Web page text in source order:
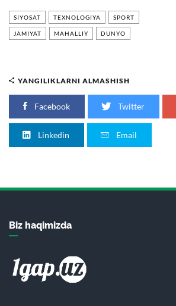
SIYOSAT TEXNOLOGIYA SPORT
JAMIYAT MAHALLIY DUNYO
YANGILIKLARNI ALMASHISH
Facebook Twitter
Linkedin Email
Biz haqimizda